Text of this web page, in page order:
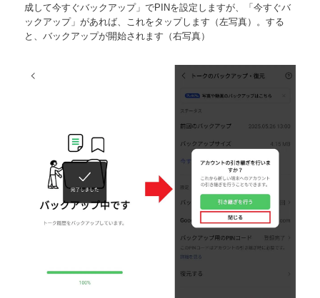
成して今すぐバックアップ」でPINを設定しますが、「今すぐバ
ックアップ」があれば、これをタップします（左写真）。する
と、バックアップが開始されます（右写真）